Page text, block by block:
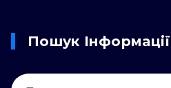
Пошук Інформації
Пошук: